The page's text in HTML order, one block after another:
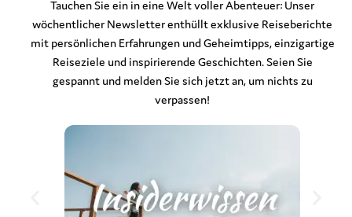
Tauchen Sie ein in eine Welt voller Abenteuer: Unser
wöchentlicher Newsletter enthüllt exklusive Reiseberichte
mit persönlichen Erfahrungen und Geheimtipps, einzigartige
Reiseziele und inspirierende Geschichten. Seien Sie
gespannt und melden Sie sich jetzt an, um nichts zu
verpassen!